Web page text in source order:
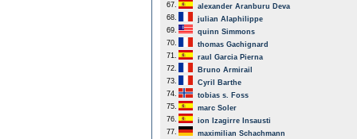
67.
alexander Aranburu Deva
68.
julian Alaphilippe
69.
quinn Simmons
70.
thomas Gachignard
71.
raul Garcia Pierna
72.
Bruno Armirail
73.
Cyril Barthe
74.
tobias s. Foss
75.
marc Soler
76.
ion Izagirre Insausti
77.
maximilian Schachmann